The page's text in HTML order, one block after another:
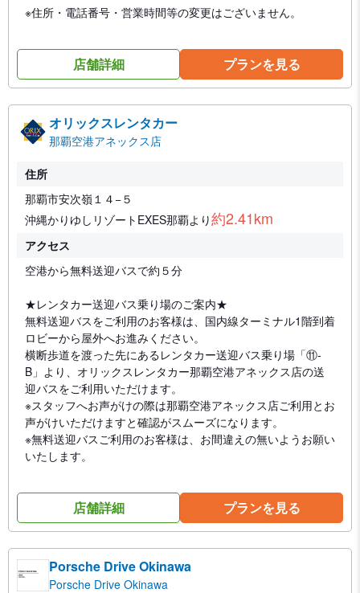
※住所・電話番号・営業時間等の変更はございません。
店舗詳細 プランを見る
オリックスレンタカー
那覇空港アネックス店
住所
那覇市安次嶺１４−５
沖縄かりゆしリゾートEXES那覇より約2.41km
アクセス
空港から無料送迎バスで約５分
★レンタカー送迎バス乗り場のご案内★
無料送迎バスをご利用のお客様は、国内線ターミナル1階到着
ロビーから屋外へお進みください。
横断歩道を渡った先にあるレンタカー送迎バス乗り場「⑪-
B」より、オリックスレンタカー那覇空港アネックス店の送
迎バスをご利用いただけます。
※スタッフへお声がけの際は那覇空港アネックス店ご利用とお
声がけいただけますと確認がスムーズになります。
※無料送迎バスご利用のお客様は、お間違えの無いようお願い
いたします。
店舗詳細 プランを見る
Porsche Drive Okinawa
Porsche Drive Okinawa